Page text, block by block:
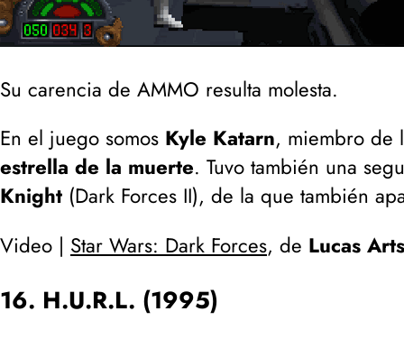
Su carencia de AMMO resulta molesta.
En el juego somos Kyle Katarn, miembro de
estrella de la muerte. Tuvo también una
Knight (Dark Forces II), de la que también
Video | Star Wars: Dark Forces, de Lucas Arts
16. H.U.R.L. (1995)